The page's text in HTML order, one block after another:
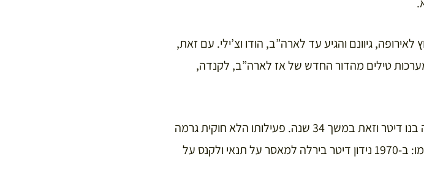
גיוונם והגיע עד לארה”ב, הודו וצ’ילי. עם זאת,
מערכות טילים מהדור החדש של אז לארה”ב, לקנדה,
אחרי פטירתו של אמיל בירלה המשיך לנהל את החברה בנו דיטר וזאת במשך 34 שנה. פעילותו הלא חוקית גרמה
לו צרות עם השלטונות השוויצריים והכתימה לעד את שמו: ב-1970 נידון דיטר בירלה למאסר על תנאי ולקנס על